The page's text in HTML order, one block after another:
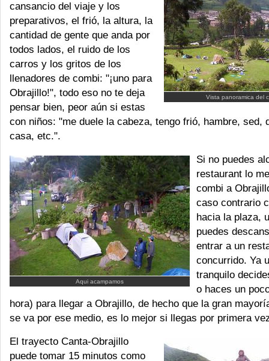
Vista panoramica del
cansancio del viaje y los
preparativos, el frió, la altura, la
cantidad de gente que anda por
todos lados, el ruido de los
carros y los gritos de los
llenadores de combi: "¡uno para
Obrajillo!", todo eso no te deja
pensar bien, peor aún si estas
con niños: "me duele la cabeza, tengo frió, hambre, sed,
casa, etc.".
Aqui acampamos
Si no puedes
restaurant lo
combi a
caso contrario
hacia la plaza,
puedes
entrar a un
concurrido. Ya
tranquilo
o haces un
hora) para llegar a Obrajillo, de hecho que la gran
se va por ese medio, es lo mejor si llegas por primera
El trayecto Canta-Obrajillo
puede tomar 15 minutos como